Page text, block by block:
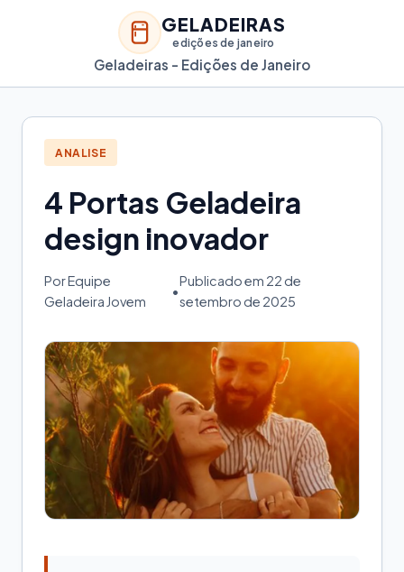
GELADEIRAS
edições de janeiro
Geladeiras - Edições de Janeiro
ANALISE
4 Portas Geladeira
design inovador
Por Equipe
Geladeira Jovem
•
Publicado em 22 de
setembro de 2025